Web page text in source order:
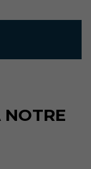
NOTRE